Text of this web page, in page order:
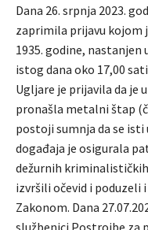
Dana 26. srpnja 2023.
zaprimila prijavu kojom
1935. godine,
istog dana oko 17,00
Ugljare je prijavila da je
pronašla metalni štap
postoji sumnja da se isti
događaja je osigurala
dežurnih
izvršili očevid i poduzeli
Zakonom. Dana